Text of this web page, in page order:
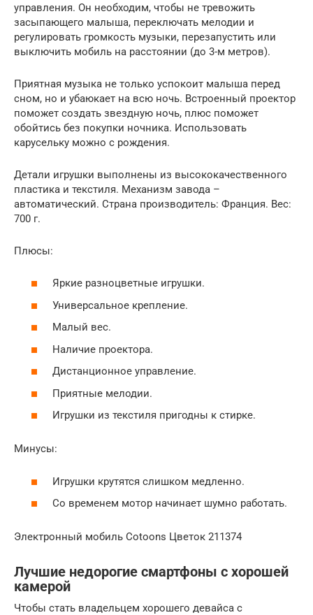
управления. Он необходим, чтобы не тревожить
засыпающего малыша, переключать мелодии и
регулировать громкость музыки, перезапустить или
выключить мобиль на расстоянии (до 3-м метров).
Приятная музыка не только успокоит малыша перед
сном, но и убаюкает на всю ночь. Встроенный проектор
поможет создать звездную ночь, плюс поможет
обойтись без покупки ночника. Использовать
карусельку можно с рождения.
Детали игрушки выполнены из высококачественного
пластика и текстиля. Механизм завода –
автоматический. Страна производитель: Франция. Вес:
700 г.
Плюсы:
Яркие разноцветные игрушки.
Универсальное крепление.
Малый вес.
Наличие проектора.
Дистанционное управление.
Приятные мелодии.
Игрушки из текстиля пригодны к стирке.
Минусы:
Игрушки крутятся слишком медленно.
Со временем мотор начинает шумно работать.
Электронный мобиль Cotoons Цветок 211374
Лучшие недорогие смартфоны с хорошей
камерой
Чтобы стать владельцем хорошего девайса с